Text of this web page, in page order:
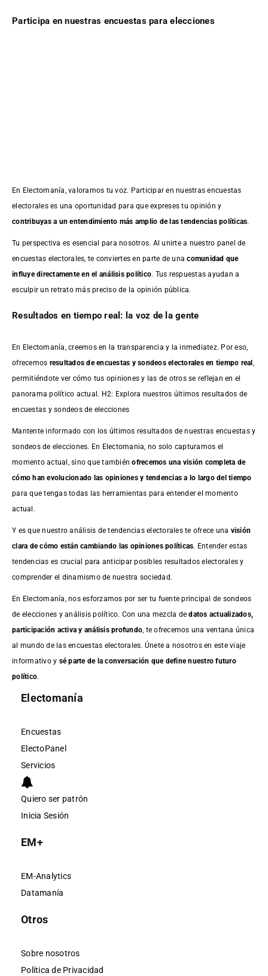
Participa en nuestras encuestas para elecciones
En Electomanía, valoramos tu voz. Participar en nuestras encuestas
electorales es una oportunidad para que expreses tu opinión y
contribuyas a un entendimiento más amplio de las tendencias políticas.
Tu perspectiva es esencial para nosotros. Al unirte a nuestro panel de
encuestas electorales, te conviertes en parte de unacomunidad que
influye directamente en el análisis político. Tus respuestas ayudan a
esculpir un retrato más preciso de la opinión pública.
Resultados en tiempo real: la voz de la gente
En Electomanía, creemos en la transparencia y la inmediatez. Por eso,
ofrecemos resultados deencuestas y sondeos electorales en tiempo real
permitiéndote ver cómo tus opiniones y las de otros se reflejan en el
panorama político actual. H2: Explora nuestros últimos resultados de
encuestas y sondeos de elecciones
Mantente informado con los últimos resultados de nuestras encuestasy
sondeos de elecciones. En Electomania, no solo capturamos el
momento actual, sino que tambiénofrecemos una visión completa de
cómo han evolucionado las opiniones y tendencias a lo largo del tiempo
para que tengas todas las herramientas para entender el momento
actual.
Y es que nuestro análisis de tendencias electorales te ofrece una visión
clara de cómo están cambiando las opiniones políticas. Entender estas
tendencias es crucial para anticipar posibles resultados electorales y
comprender el dinamismo de nuestra sociedad.
En Electomanía, nos esforzamos por ser tu fuente principal de sondeos
de elecciones y análisis político. Con una mezcla dedatos actualizados,
participación activa y análisis profundo , te ofrecemos una ventana única
al mundo de las encuestas electorales. Únete a nosotros en este viaje
informativo y sé parte de la conversación que define nuestro futuro
político.
Electomanía
Encuestas
ElectoPanel
Servicios
Quiero ser patrón
Inicia Sesión
EM+
EM-Analytics
Datamanía
Otros
Sobre nosotros
Política de Privacidad